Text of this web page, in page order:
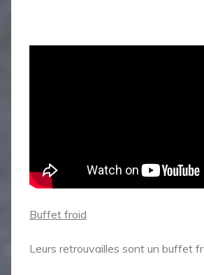
Buffet froid
Leurs retrouvailles sont un buffet